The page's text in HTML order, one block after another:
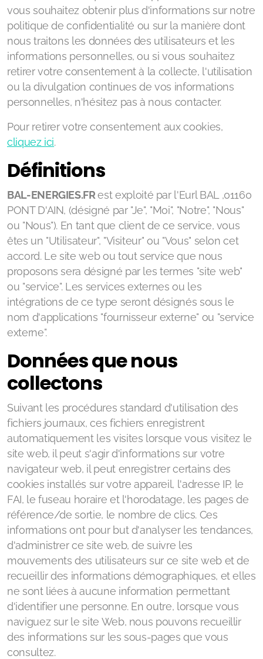
vous souhaitez obtenir plus d'informations sur notre
politique de confidentialité ou sur la manière dont
nous traitons les données des utilisateurs et les
informations personnelles, ou si vous souhaitez
retirer votre consentement à la collecte, l'utilisation
ou la divulgation continues de vos informations
personnelles, n'hésitez pas à nous contacter.
Pour retirer votre consentement aux cookies,
cliquez ici.
Définitions
BAL-ENERGIES.FRest exploité par l'Eurl BAL ,01160
PONT D'AIN, (désigné par "Je", "Moi", "Notre", "Nous"
ou "Nous"). En tant que client de ce service, vous
êtes un "Utilisateur", "Visiteur" ou "Vous" selon cet
accord. Le site web ou tout service que nous
proposons sera désigné par les termes "site web"
ou "service". Les services externes ou les
intégrations de ce type seront désignés sous le
nom d'applications "fournisseur externe" ou "service
externe".
Données que nous
collectons
Suivant les procédures standard d'utilisation des
fichiers journaux, ces fichiers enregistrent
automatiquement les visites lorsque vous visitez le
site web, il peut s'agir d'informations sur votre
navigateur web, il peut enregistrer certains des
cookies installés sur votre appareil, l'adresse IP, le
FAI, le fuseau horaire et l'horodatage, les pages de
référence/de sortie, le nombre de clics. Ces
informations ont pour but d'analyser les tendances,
d'administrer ce site web, de suivre les
mouvements des utilisateurs sur ce site web et de
recueillir des informations démographiques, et elles
ne sont liées à aucune information permettant
d'identifier une personne. En outre, lorsque vous
naviguez sur le site Web, nous pouvons recueillir
des informations sur les sous-pages que vous
consultez.